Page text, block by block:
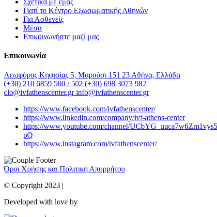
Σχετικά με εμάς
Γιατί το Κέντρο Εξωσωματικής Αθηνών
Για Ασθενείς
Μέσα
Επικοινωνήστε μαζί μας
Επικοινωνία
Λεωφόρος Κηφισίας 5, Μαρούσι 151 23 Αθήνα, Ελλάδα
(+30) 210 6859 500 / 502 (+30) 698 3073 982
clo@ivfathenscenter.grinfo@ivfathenscenter.gr
https://www.facebook.com/ivfathenscenter/
https://www.linkedin.com/company/ivf-athens-center
https://www.youtube.com/channel/
pQ
https://www.instagram.com/ivfathenscenter/
Όροι Χρήσης και Πολιτική Απορρήτου
© Copyright 2023 |
Developed with love by